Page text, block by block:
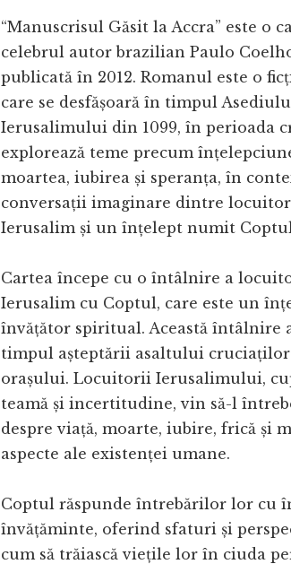
“Manuscrisul Găsit la Accra” este o
celebrul autor brazilian Paulo
publicată în 2012. Romanul este o
care se desfășoară în timpul
Ierusalimului din 1099, în perioada
explorează teme precum
moartea, iubirea și speranța, în
conversații imaginare dintre
Ierusalim și un înțelept numit
Cartea începe cu o întâlnire a
Ierusalim cu Coptul, care este un
învățător spiritual. Această întâlnire
timpul așteptării asaltului cruciaților
orașului. Locuitorii Ierusalimului,
teamă și incertitudine, vin să-l
despre viață, moarte, iubire, frică și
aspecte ale existenței umane.
Coptul răspunde întrebărilor lor cu
învățăminte, oferind sfaturi și
cum să trăiască viețile lor în ciuda